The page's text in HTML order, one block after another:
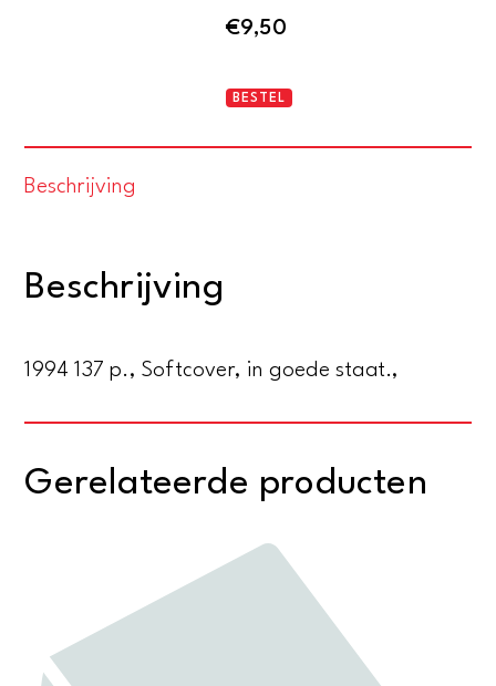
€9,50
De
Goltstein
aantal
BESTEL
Beschrijving
Beschrijving
1994 137 p., Softcover, in goede staat.,
Gerelateerde producten